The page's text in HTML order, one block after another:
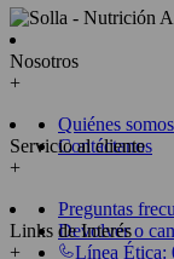
Nosotros
+
Quiénes somos
Contáctanos
Servicio al cliente
+
Preguntas
Devolver o
Línea Ética:
Links de Interés
+